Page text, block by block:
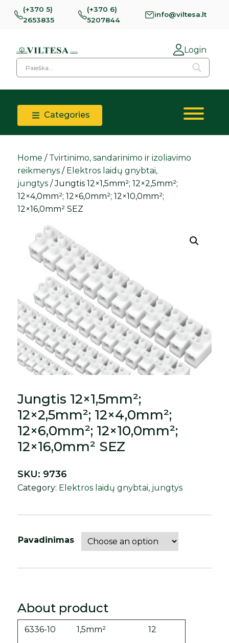
(+370 5)
2653835
(+370 6)
5207844
info@viltesa.lt
Login
Categories
Home / Tvirtinimo, sandarinimo ir izoliavimo
reikmenys / Elektros laidų gnybtai,
jungtys / Jungtis 12×1,5mm²; 12×2,5mm²;
12×4,0mm²; 12×6,0mm²; 12×10,0mm²;
12×16,0mm² SEZ
Jungtis 12×1,5mm²;
12×2,5mm²; 12×4,0mm²;
12×6,0mm²; 12×10,0mm²;
12×16,0mm² SEZ
Pavadinimas
SKU: 9736
Category: Elektros laidų gnybtai, jungtys
About product
6336-10 1,5mm²
12